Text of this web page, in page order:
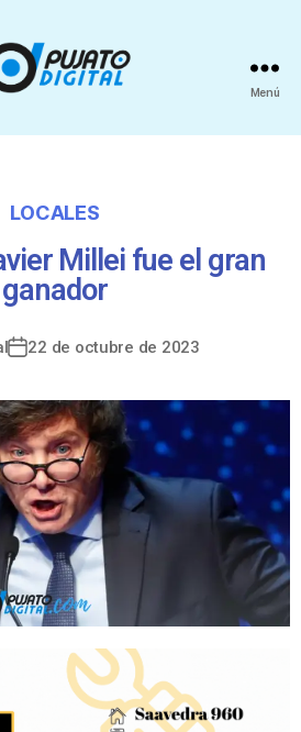
Menú
LOCALES
Millei fue el gran
ganador
22 de octubre de 2023